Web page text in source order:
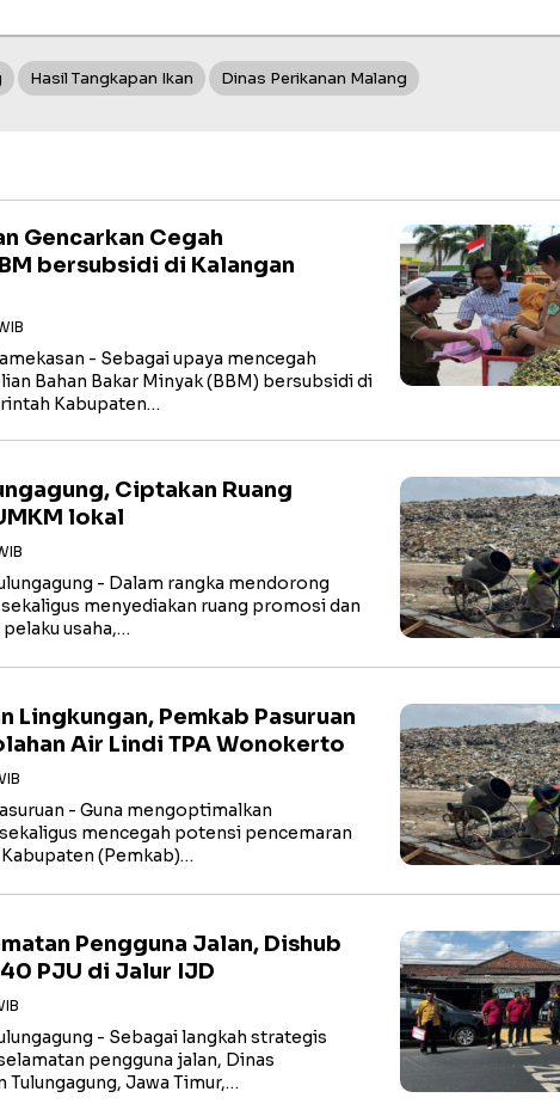
Hasil Tangkapan Ikan Dinas Perikanan Malang
Gencarkan Cegah
bersubsidi di Kalangan
- Sebagai upaya mencegah
Bahan Bakar Minyak (BBM) bersubsidi di
Kabupaten…
Ciptakan Ruang
lokal
- Dalam rangka mendorong
menyediakan ruang promosi dan
usaha,…
Lingkungan, Pemkab Pasuruan
Air Lindi TPA Wonokerto
- Guna mengoptimalkan
mencegah potensi pencemaran
(Pemkab)…
Pengguna Jalan, Dishub
PJU di Jalur IJD
- Sebagai langkah strategis
pengguna jalan, Dinas
Tulungagung, Jawa Timur,…